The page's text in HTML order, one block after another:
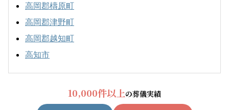
高岡郡檮原町
高岡郡津野町
高岡郡越知町
高知市
10,000件以上の葬儀実績